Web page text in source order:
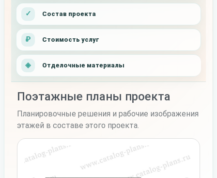
Состав проекта
Стоимость услуг
Отделочные материалы
Поэтажные планы проекта
Планировочные решения и рабочие изображения
этажей в составе этого проекта.